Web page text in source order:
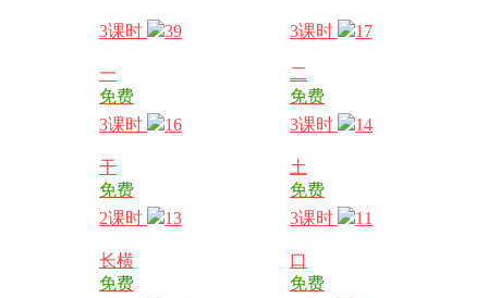
3课时 39
一
免费
3课时 17
二
免费
3课时
16
干
免费
3课时 14
土
免费
2课时
13
长横
免费
3课时 11
口
免费